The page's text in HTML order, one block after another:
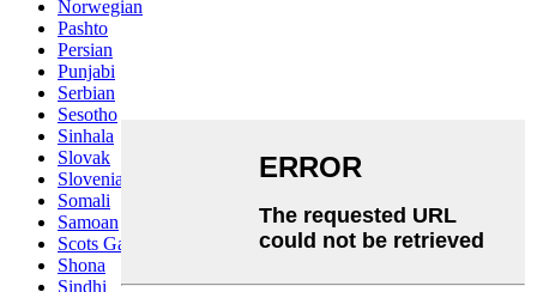
Norwegian
Pashto
Persian
Punjabi
Serbian
Sesotho
Sinhala
Slovak
Slovenian
Somali
Samoan
Scots Gaelic
Shona
Sindhi